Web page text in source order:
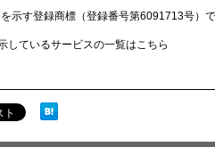
示す登録商標（登録番号第6091713号）で
しているサービスの一覧はこちら